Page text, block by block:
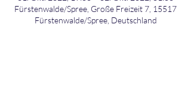
Fürstenwalde/Spree, Große Freizeit 7, 15517
Fürstenwalde/Spree, Deutschland